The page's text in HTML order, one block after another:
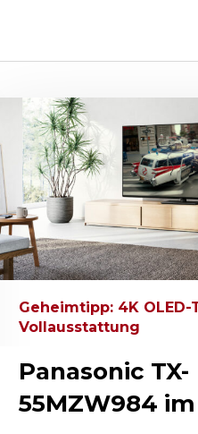
Geheimtipp: 4K OLED-
Vollausstattung
Panasonic TX-
55MZW984